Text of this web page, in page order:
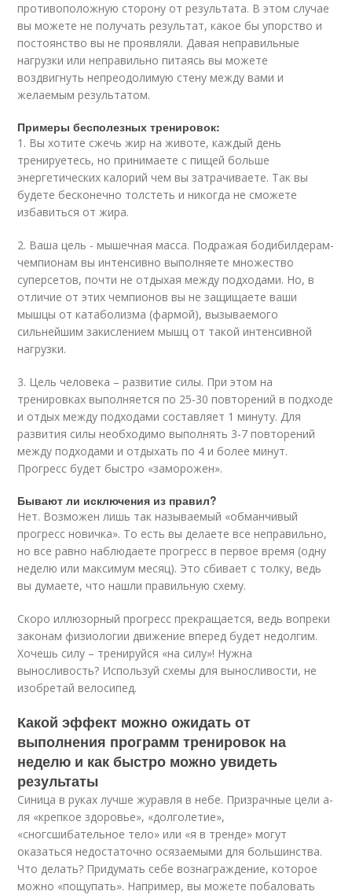
противоположную сторону от результата. В этом случае
вы можете не получать результат, какое бы упорство и
постоянство вы не проявляли. Давая неправильные
нагрузки или неправильно питаясь вы можете
воздвигнуть непреодолимую стену между вами и
желаемым результатом.
Примеры бесполезных тренировок:
1. Вы хотите сжечь жир на животе, каждый день
тренируетесь, но принимаете с пищей больше
энергетических калорий чем вы затрачиваете. Так вы
будете бесконечно толстеть и никогда не сможете
избавиться от жира.
2. Ваша цель - мышечная масса. Подражая бодибилдерам-
чемпионам вы интенсивно выполняете множество
суперсетов, почти не отдыхая между подходами. Но, в
отличие от этих чемпионов вы не защищаете ваши
мышцы от катаболизма (фармой), вызываемого
сильнейшим закислением мышц от такой интенсивной
нагрузки.
3. Цель человека – развитие силы. При этом на
тренировках выполняется по 25-30 повторений в подходе
и отдых между подходами составляет 1 минуту. Для
развития силы необходимо выполнять 3-7 повторений
между подходами и отдыхать по 4 и более минут.
Прогресс будет быстро «заморожен».
Бывают ли исключения из правил?
Нет. Возможен лишь так называемый «обманчивый
прогресс новичка». То есть вы делаете все неправильно,
но все равно наблюдаете прогресс в первое время (одну
неделю или максимум месяц). Это сбивает с толку, ведь
вы думаете, что нашли правильную схему.
Скоро иллюзорный прогресс прекращается, ведь вопреки
законам физиологии движение вперед будет недолгим.
Хочешь силу – тренируйся «на силу»! Нужна
выносливость? Используй схемы для выносливости, не
изобретай велосипед.
Какой эффект можно ожидать от
выполнения программ тренировок на
неделю и как быстро можно увидеть
результаты
Синица в руках лучше журавля в небе. Призрачные цели а-
ля «крепкое здоровье», «долголетие»,
«сногсшибательное тело» или «я в тренде» могут
оказаться недостаточно осязаемыми для большинства.
Что делать? Придумать себе вознаграждение, которое
можно «пощупать». Например, вы можете побаловать